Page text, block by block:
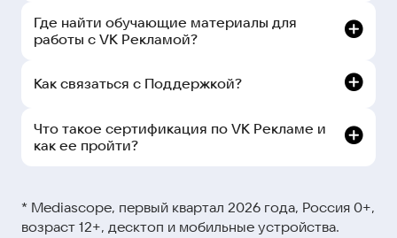
Где найти обучающие материалы для
работы с VK Рекламой?
Вебинары →
Статьи и гайды →
Как связаться с Поддержкой?
Что такое сертификация по VK Рекламе и
как ее пройти?
* Mediascope, первый квартал 2026 года, Россия 0+,
возраст 12+, десктоп и мобильные устройства.